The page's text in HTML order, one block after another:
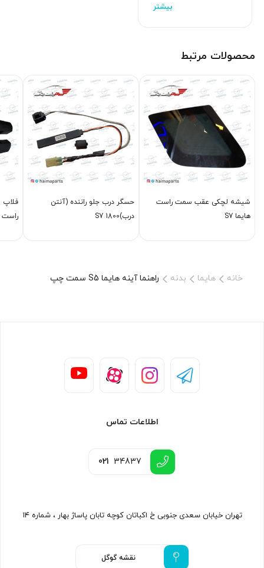
محصولات مرتبط
شیشه لچکی عقب سمت راست
هایما S7
حسگر درب جلو راننده (آنتن
درب)S7 1800
راست S7
خانه هایما بدنه راهنما آینه هایما S5 سمت چپ
اطلاعات تماس
021 34837
تهران خیابان سعدی جنوبی خ اکباتان کوچه تابان پاساژ بهار ، شماره ۱۴
نقشه گوگل